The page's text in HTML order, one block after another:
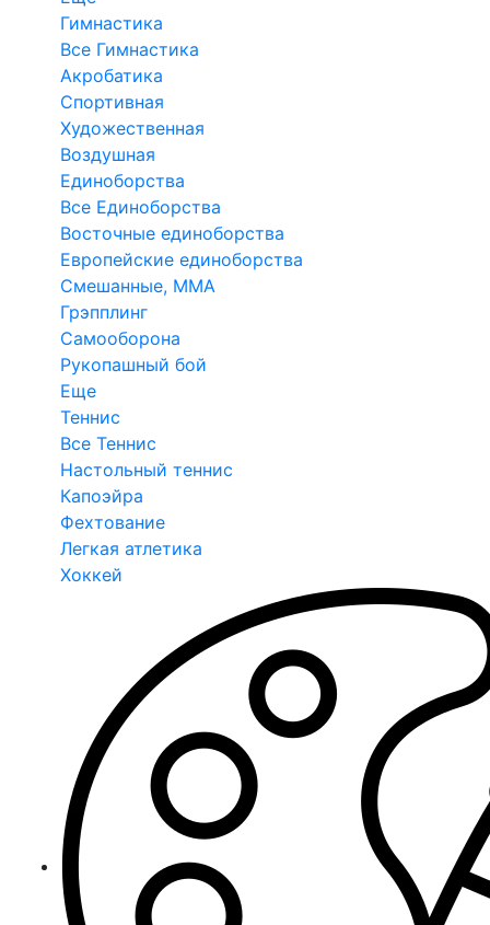
Гимнастика
Все Гимнастика
Акробатика
Спортивная
Художественная
Воздушная
Единоборства
Все Единоборства
Восточные единоборства
Европейские единоборства
Смешанные, ММА
Грэпплинг
Самооборона
Рукопашный бой
Еще
Теннис
Все Теннис
Настольный теннис
Капоэйра
Фехтование
Легкая атлетика
Хоккей